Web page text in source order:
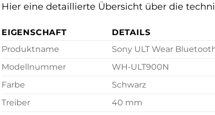
Hier eine detaillierte Übersicht über die
EIGENSCHAFT
DETAILS
Produktname
Sony ULT Wear
Modellnummer
WH-ULT900N
Farbe
Schwarz
Treiber
40 mm